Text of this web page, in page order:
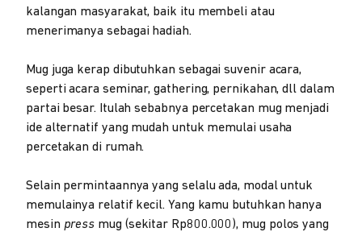
kalangan masyarakat, baik itu membeli atau
menerimanya sebagai hadiah.
Mug juga kerap dibutuhkan sebagai suvenir acara,
seperti acara seminar, gathering, pernikahan, dll dalam
partai besar. Itulah sebabnya percetakan mug menjadi
ide alternatif yang mudah untuk memulai usaha
percetakan di rumah.
Selain permintaannya yang selalu ada, modal untuk
memulainya relatif kecil. Yang kamu butuhkan hanya
mesin press mug (sekitar Rp800.000), mug polos yang